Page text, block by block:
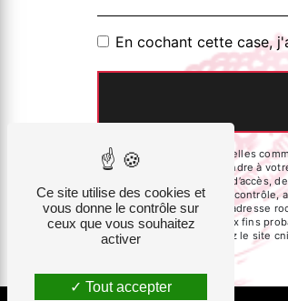
En cochant cette case,
** Les données personnelles
dans le seul but de répondre à
Vous disposez de droits d’accès,
auprès d’une autorité de contrôle,
courrier électronique à l'adresse
de prescription légale aux fins
Bloctel.gouv.fr
. Consultez le site
Ce site utilise des cookies et
vous donne le contrôle sur
ceux que vous souhaitez
activer
Tout accepter